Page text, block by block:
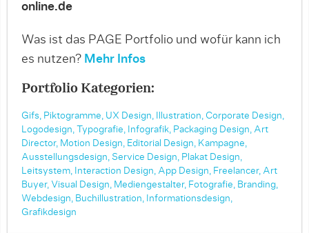
online.de
Was ist das PAGE Portfolio und wofür kann ich
es nutzen? Mehr Infos
Portfolio Kategorien:
Gifs, Piktogramme, UX Design, Illustration, Corporate Design,
Logodesign,
Typografie, Infografik, Packaging Design, Art
Director, Motion Design, Editorial Design, Kampagne,
Ausstellungsdesign, Service Design, Plakat Design,
Leitsystem, Interaction Design, App Design, Freelancer, Art
Buyer, Visual Design, Mediengestalter, Fotografie, Branding,
Webdesign, Buchillustration, Informationsdesign,
Grafikdesign